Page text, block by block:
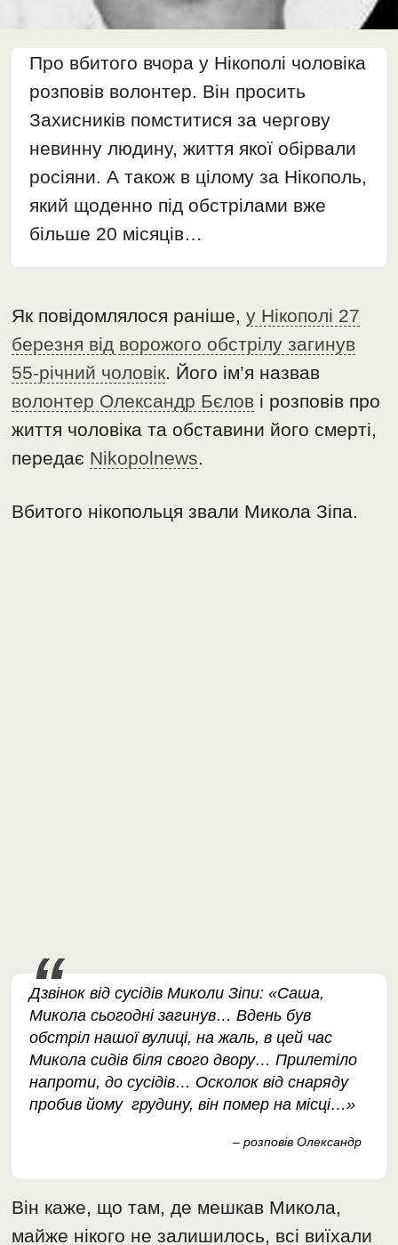
Про вбитого вчора у Нікополі чоловіка
розповів волонтер. Він просить
Захисників помститися за чергову
невинну людину, життя якої обірвали
росіяни. А також в цілому за Нікополь,
який щоденно під обстрілами вже
більше 20 місяців…
Як повідомлялося раніше,у Нікополі 27
березня від ворожого обстрілу загинув
55-річний чоловік. Його ім’я назвав
волонтер Олександр Бєлов і розповів про
життя чоловіка та обставини його смерті,
передає Nikopolnews.
Вбитого нікопольця звали Микола Зіпа.
Дзвінок від сусідів Миколи Зіпи: «Саша,
Микола сьогодні загинув… Вдень був
обстріл нашої вулиці, на жаль, в цей час
Микола сидів біля свого двору… Прилетіло
напроти, до сусідів… Осколок від снаряду
пробив йому грудину, він помер на місці…»
– розповів Олександр
Він каже, що там, де мешкав Микола,
майже нікого не залишилось, всі виїхали